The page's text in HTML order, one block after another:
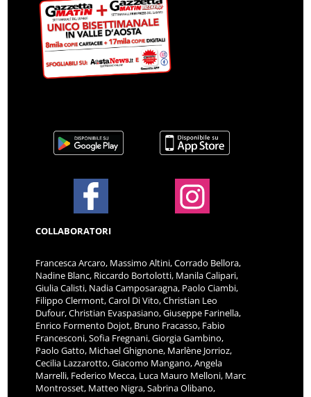
COLLABORATORI
Francesca Arcaro, Massimo Altini, Corrado Bellora,
Nadine Blanc, Riccardo Bortolotti, Manila Calipari,
Giulia Calisti, Nadia Camposaragna, Paolo Ciambi,
Filippo Clermont, Carol Di Vito, Christian Leo
Dufour, Christian Evaspasiano, Giuseppe Farinella,
Enrico Formento Dojot, Bruno Fracasso, Fabio
Francesconi, Sofia Fregnani, Giorgia Gambino,
Paolo Gatto, Michael Ghignone, Marlène Jorrioz,
Cecilia Lazzarotto, Giacomo Mangano, Angela
Marrelli, Federico Mecca, Luca Mauro Melloni, Marc
Montrosset, Matteo Nigra, Sabrina Olibano,